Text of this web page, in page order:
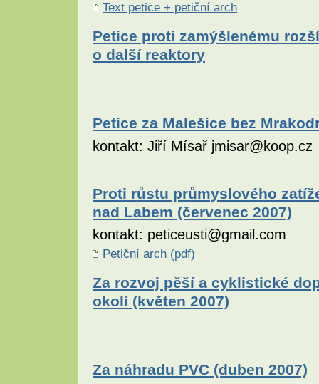
Text petice + petiční arch
Petice proti zamýšlenému
o další reaktory
Petice za Malešice bez
kontakt: Jiří Mísař jmisar@koop.cz
Proti růstu průmyslového
nad Labem (červenec 2007)
kontakt: peticeusti@gmail.com
Petiční arch (pdf)
Za rozvoj pěší a cyklistické
okolí (květen 2007)
Za náhradu PVC (duben 2007)